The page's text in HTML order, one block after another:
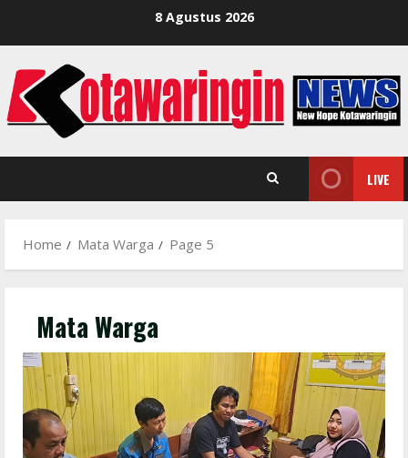
8 Agustus 2026
LIVE
Home Mata Warga Page 5
Mata Warga